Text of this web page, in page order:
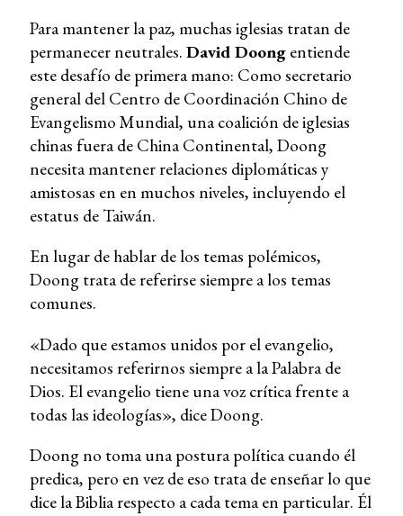
Para mantener la paz, muchas iglesias tratan de
permanecer neutrales. David Doongentiende
este desafío de primera mano: Como secretario
general del Centro de Coordinación Chino de
Evangelismo Mundial, una coalición de iglesias
chinas fuera de China Continental, Doong
necesita mantener relaciones diplomáticas y
amistosas en en muchos niveles, incluyendo el
estatus de Taiwán.
En lugar de hablar de los temas polémicos,
Doong trata de referirse siempre a los temas
comunes.
«Dado que estamos unidos por el evangelio,
necesitamos referirnos siempre a la Palabra de
Dios. El evangelio tiene una voz crítica frente a
todas las ideologías», dice Doong.
Doong no toma una postura política cuando él
predica, pero en vez de eso trata de enseñar lo que
dice la Biblia respecto a cada tema en particular. Él